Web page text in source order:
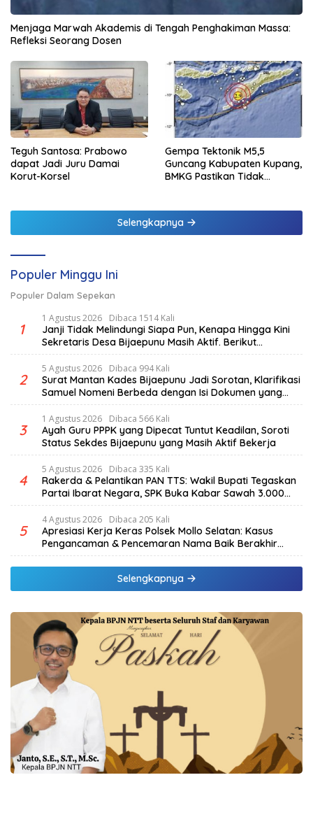
Menjaga Marwah Akademis di Tengah Penghakiman Massa:
Refleksi Seorang Dosen
Teguh Santosa: Prabowo
dapat Jadi Juru Damai
Korut-Korsel
Gempa Tektonik M5,5
Guncang Kabupaten Kupang,
BMKG Pastikan Tidak
Selengkapnya
Populer Minggu Ini
Populer Dalam Sepekan
1
1 Agustus 2026 Dibaca 1514 Kali
Janji Tidak Melindungi Siapa Pun, Kenapa Hingga Kini
Sekretaris Desa Bijaepunu Masih Aktif. Berikut
penjelasan Ketua Komisi I DPRD TTS.
2
5 Agustus 2026 Dibaca 994 Kali
Surat Mantan Kades Bijaepunu Jadi Sorotan, Klarifikasi
Samuel Nomeni Berbeda dengan Isi Dokumen yang
Beredar
3
1 Agustus 2026 Dibaca 566 Kali
Ayah Guru PPPK yang Dipecat Tuntut Keadilan, Soroti
Status Sekdes Bijaepunu yang Masih Aktif Bekerja
4
5 Agustus 2026 Dibaca 335 Kali
Rakerda & Pelantikan PAN TTS: Wakil Bupati Tegaskan
Partai Ibarat Negara, SPK Buka Kabar Sawah 3.000
Hektar & Larangan Politik Uang
5
4 Agustus 2026 Dibaca 205 Kali
Apresiasi Kerja Keras Polsek Mollo Selatan: Kasus
Pengancaman & Pencemaran Nama Baik Berakhir
Damai
Selengkapnya